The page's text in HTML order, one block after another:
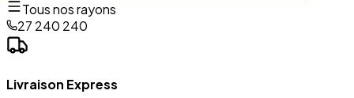
Tous nos rayons
27 240 240
Livraison Express